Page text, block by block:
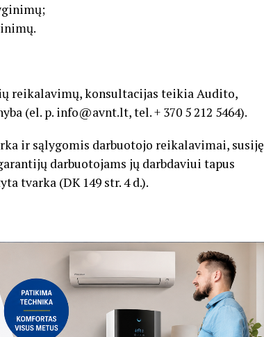
reikalavimų, konsultacijas teikia Audito,
(el. p. info@avnt.lt, tel. + 370 5 212 5464).
ir sąlygomis darbuotojo reikalavimai, susiję
darbuotojams jų darbdaviui tapus
tvarka (DK 149 str. 4 d.).